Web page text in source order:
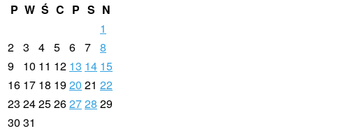
P W Ś C P S N
1
2 3 4 5 6 7 8
9
10 11 12 13 14 15
16 17 18 1920 21 22
23 2425262728 29
30 31